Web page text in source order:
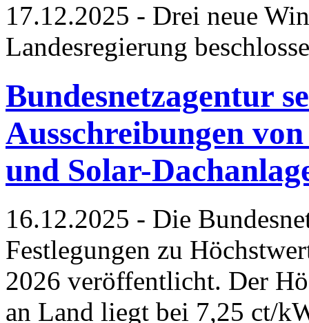
17.12.2025 - Drei neue
Landesregierung
Bundesnetzagentur
Ausschreibungen
und Solar-
16.12.2025 - Die
Festlegungen zu
2026 veröffentlicht. Der
an Land liegt bei 7,25 ct/